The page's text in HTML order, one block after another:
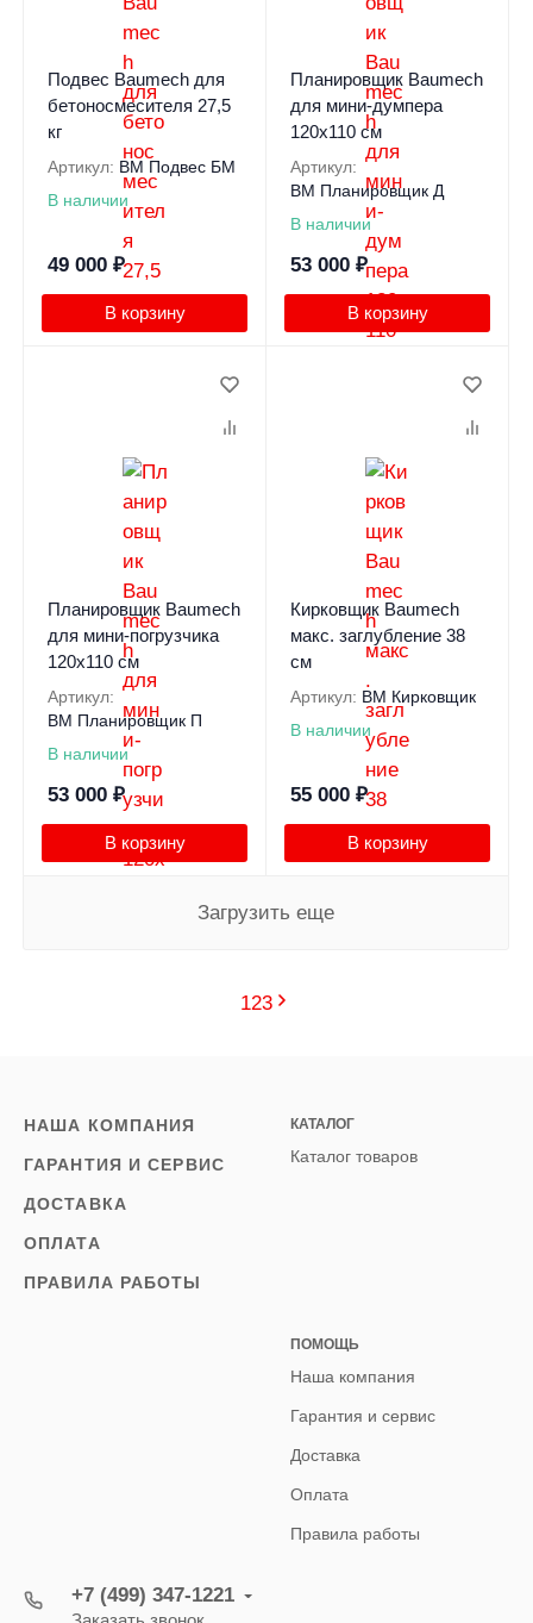
Подвес Baumech для
бетоносмесителя 27,5
кг
Артикул: BM Подвес БМ
В наличии
49 000 ₽
В корзину
Планировщик Baumech
для мини-думпера
120х110 см
Артикул:
BM Планировщик Д
В наличии
53 000 ₽
В корзину
Планировщик Baumech
для мини-погрузчика
120х110 см
Артикул:
BM Планировщик П
В наличии
53 000 ₽
В корзину
Кирковщик Baumech
макс. заглубление 38
см
Артикул: BM Кирковщик
В наличии
55 000 ₽
В корзину
Загрузить еще
123
НАША КОМПАНИЯ
ГАРАНТИЯ И СЕРВИС
ДОСТАВКА
ОПЛАТА
ПРАВИЛА РАБОТЫ
КАТАЛОГ
Каталог товаров
ПОМОЩЬ
Наша компания
Гарантия и сервис
Доставка
Оплата
Правила работы
+7 (499) 347-1221